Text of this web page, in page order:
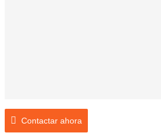
Contactar ahora